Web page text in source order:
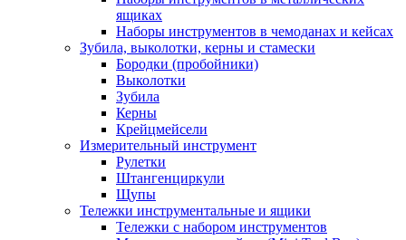
ящиках
Наборы инструментов в чемоданах и кейсах
Зубила, выколотки, керны и стамески
Бородки (пробойники)
Выколотки
Зубила
Керны
Крейцмейсели
Измерительный инструмент
Рулетки
Штангенциркули
Щупы
Тележки инструментальные и ящики
Тележки с набором инструментов